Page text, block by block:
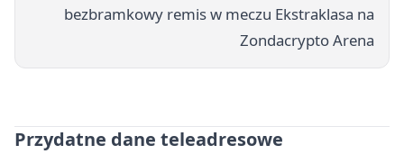
bezbramkowy remis w meczu Ekstraklasa na
Zondacrypto Arena
Przydatne dane teleadresowe